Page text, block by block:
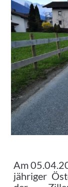
Am
jähriger